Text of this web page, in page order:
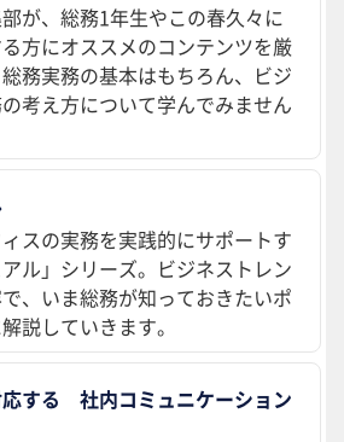
部が、総務1年生やこの春久々に
方にオススメのコンテンツを厳
務実務の基本はもちろん、ビジ
考え方について学んでみません
スの実務を実践的にサポートす
ル」シリーズ。ビジネストレン
、いま総務が知っておきたいポ
説していきます。
する 社内コミュニケーション